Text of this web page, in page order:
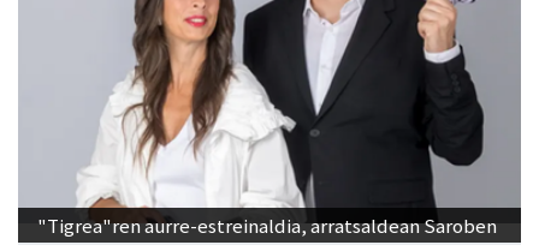
"Tigrea"ren aurre-estreinaldia, arratsaldean Saroben